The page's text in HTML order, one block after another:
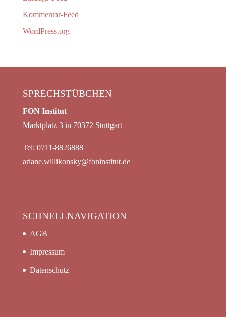
Kommentar-Feed
WordPress.org
SPRECHSTÜBCHEN
FON Institut
Marktplatz 3 in 70372 Stuttgart
Tel: 0711-8826888
ariane.willikonsky@foninstitut.de
SCHNELLNAVIGATION
AGB
Impressum
Datenschutz